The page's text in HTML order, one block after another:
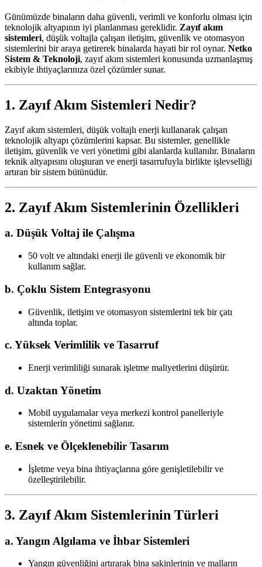
Günümüzde binaların daha güvenli, verimli ve konforlu olması için
teknolojik altyapının iyi planlanması gereklidir. Zayıf akım
sistemleri, düşük voltajla çalışan iletişim, güvenlik ve otomasyon
sistemlerini bir araya getirerek binalarda hayati bir rol oynar. Netko
Sistem & Teknoloji, zayıf akım sistemleri konusunda uzmanlaşmış
ekibiyle ihtiyaçlarınıza özel çözümler sunar.
1. Zayıf Akım Sistemleri Nedir?
Zayıf akım sistemleri, düşük voltajlı enerji kullanarak çalışan
teknolojik altyapı çözümlerini kapsar. Bu sistemler, genellikle
iletişim, güvenlik ve veri yönetimi gibi alanlarda kullanılır. Binaların
teknik altyapısını oluşturan ve enerji tasarrufuyla birlikte işlevselliği
artıran bir sistem bütünüdür.
2. Zayıf Akım Sistemlerinin Özellikleri
a. Düşük Voltaj ile Çalışma
50 volt ve altındaki enerji ile güvenli ve ekonomik bir
kullanım sağlar.
b. Çoklu Sistem Entegrasyonu
Güvenlik, iletişim ve otomasyon sistemlerini tek bir çatı
altında toplar.
c. Yüksek Verimlilik ve Tasarruf
Enerji verimliliği sunarak işletme maliyetlerini düşürür.
d. Uzaktan Yönetim
Mobil uygulamalar veya merkezi kontrol panelleriyle
sistemlerin yönetimi sağlanır.
e. Esnek ve Ölçeklenebilir Tasarım
İşletme veya bina ihtiyaçlarına göre genişletilebilir ve
özelleştirilebilir.
3. Zayıf Akım Sistemlerinin Türleri
a. Yangın Algılama ve İhbar Sistemleri
Yangın güvenliğini artırarak bina sakinlerinin ve malların